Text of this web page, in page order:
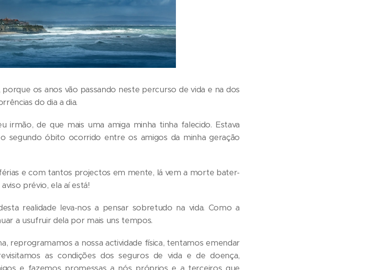
os anos vão passando neste percurso de vida e na dos
do dia a dia.
irmão, de que mais uma amiga minha tinha falecido. Estava
segundo óbito ocorrido entre os amigos da minha geração
e com tantos projectos em mente, lá vem a morte bater-
prévio, ela aí está!
realidade leva-nos a pensar sobretudo na vida. Como a
a usufruir dela por mais uns tempos.
reprogramamos a nossa actividade física, tentamos emendar
as condições dos seguros de vida e de doença,